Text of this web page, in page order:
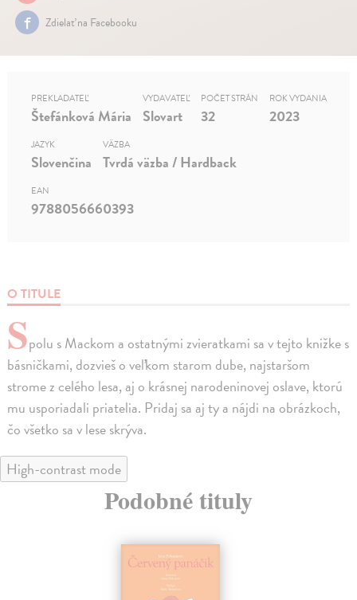
Zdielať na Facebooku
O TITULE
Spolu s Mackom a ostatnými zvieratkami sa v tejto knižke s
básničkami, dozvieš o veľkom starom dube, najstaršom
strome z celého lesa, aj o krásnej narodeninovej oslave, ktorú
mu usporiadali priatelia. Pridaj sa aj ty a nájdi na obrázkoch,
čo všetko sa v lese skrýva.
PREKLADATEĽ
Štefánková Mária
VYDAVATEĽ
Slovart
POČET STRÁN
32
ROK VYDANIA
2023
JAZYK
Slovenčina
VÄZBA
Tvrdá väzba / Hardback
EAN
9788056660393
High-contrast mode
Podobné tituly